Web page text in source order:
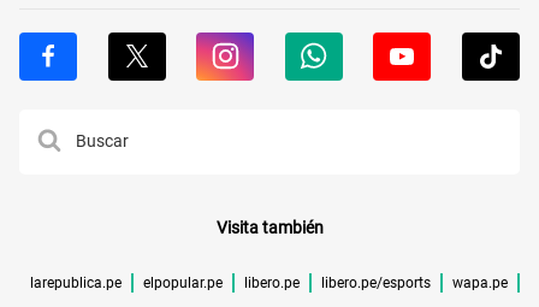
Visita también
larepublica.pe elpopular.pe libero.pe libero.pe/esports wapa.pe